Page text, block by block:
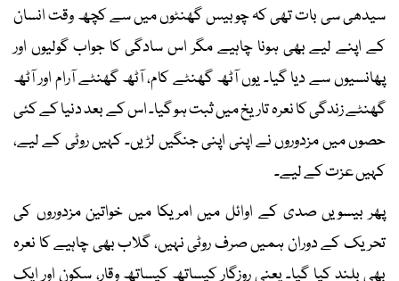
سیدھی سی بات تھی کہ چوبیس گھنٹوں میں سے کچھ وقت انسان
کے اپنے لیے بھی ہونا چاہیے مگر اس سادگی کا جواب گولیوں اور
پھانسیوں سے دیا گیا۔ یوں آٹھ گھنٹے کام، آٹھ گھنٹے آرام اور آٹھ
گھنٹے زندگی کا نعرہ تاریخ میں ثبت ہو گیا۔ اس کے بعد دنیا کے کئی
حصوں میں مزدوروں نے اپنی اپنی جنگیں لڑیں۔ کہیں روٹی کے لیے،
کہیں عزت کے لیے۔
پھر بیسویں صدی کے اوائل میں امریکا میں خواتین مزدوروں کی
تحریک کے دوران ہمیں صرف روٹی نہیں، گلاب بھی چاہیے کا نعرہ
بھی بلند کیا گیا۔ یعنی روزگار کیساتھ کیساتھ وقار، سکون اور ایک